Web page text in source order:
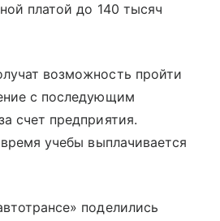
платой до 140 тысяч
возможность пройти
с последующим
счет предприятия.
учебы выплачивается
поделились